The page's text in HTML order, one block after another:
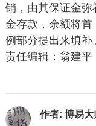
销，由其保证金
金存款，余额将
例部分提出来填补
责任编辑：翁建平
作者: 博易大